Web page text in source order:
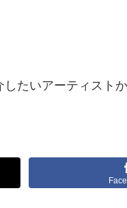
たいアーティスト